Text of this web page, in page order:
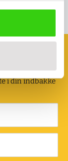
i din indbakke